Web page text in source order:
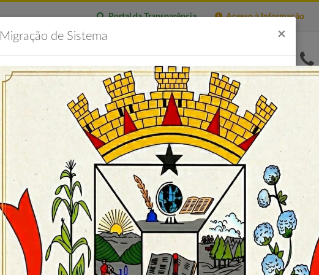
Acesso à Informação
Portal da Transparência
Seg. a
Imprensa Servidor Contatos Portal de
Migração de Sistema ×